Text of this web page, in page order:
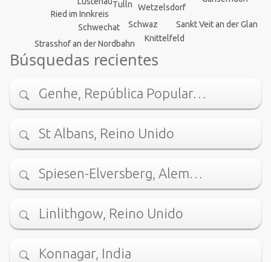
Wetzelsdorf
Schwaz
Tulln
Schwechat
Ried im Innkreis
Knittelfeld
Sankt Veit an der Glan
Strasshof an der Nordbahn
Búsquedas recientes
Genhe, República Popular…
St Albans, Reino Unido
Spiesen-Elversberg, Alem…
Linlithgow, Reino Unido
Konnagar, India